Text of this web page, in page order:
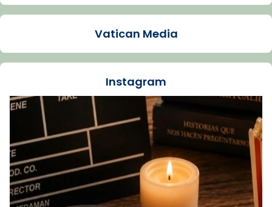
Arquebisbat de Barcelona
La Carmina va patir depressió. Fa gairebé
dos mesos, a l'Estadi Lluís Companys, la
Recupera l'entrevista comp
Vatican
tican News 👇
www.vaticannews.va/es/iglesia/news/2026-
07/carmina-historia-depresion-papa-viaje-
espana-testimoni...
Foto
Vatican Media
Instagram